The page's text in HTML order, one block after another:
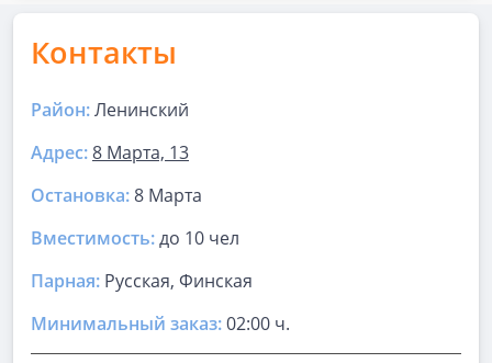
Контакты
Район:Ленинский
Адрес:8 Марта, 13
Остановка:8 Марта
Вместимость:до 10 чел
Парная: Русская, Финская
Минимальный заказ:02:00 ч.